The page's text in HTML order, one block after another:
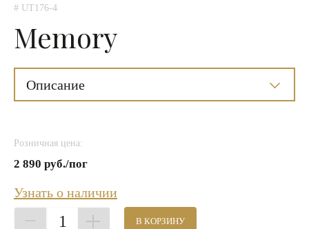
# UT176-4
Memory
Описание
Розничная цена:
2 890 руб./пог
Узнать о наличии
1 В КОРЗИНУ